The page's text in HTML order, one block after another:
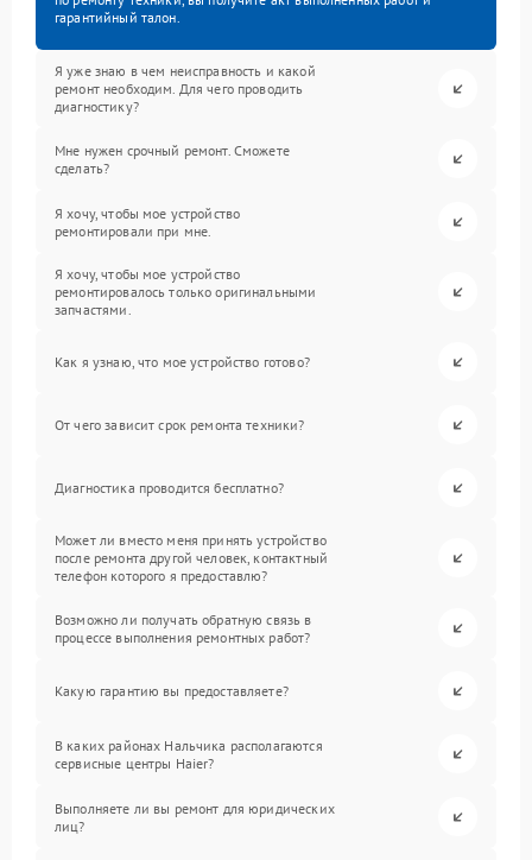
гарантийный талон.
Я уже знаю в чем неисправность и какой
ремонт необходим. Для чего проводить
диагностику?
Мне нужен срочный ремонт. Сможете
сделать?
Я хочу, чтобы мое устройство
ремонтировали при мне.
Я хочу, чтобы мое устройство
ремонтировалось только оригинальными
запчастями.
Как я узнаю, что мое устройство готово?
От чего зависит срок ремонта техники?
Диагностика проводится бесплатно?
Может ли вместо меня принять устройство
после ремонта другой человек, контактный
телефон которого я предоставлю?
Возможно ли получать обратную связь в
процессе выполнения ремонтных работ?
Какую гарантию вы предоставляете?
В каких районах Нальчика располагаются
сервисные центры Haier?
Выполняете ли вы ремонт для юридических
лиц?